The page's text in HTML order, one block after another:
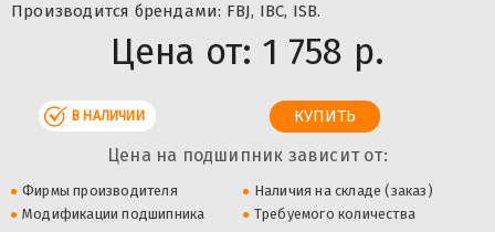
Производится брендами: FBJ, IBC, ISB.
Цена от: 1 758 р.
В НАЛИЧИИ
Цена на подшипник зависит от:
Фирмы производителя
Наличия на складе (заказ)
Модификации подшипника
Требуемого количества